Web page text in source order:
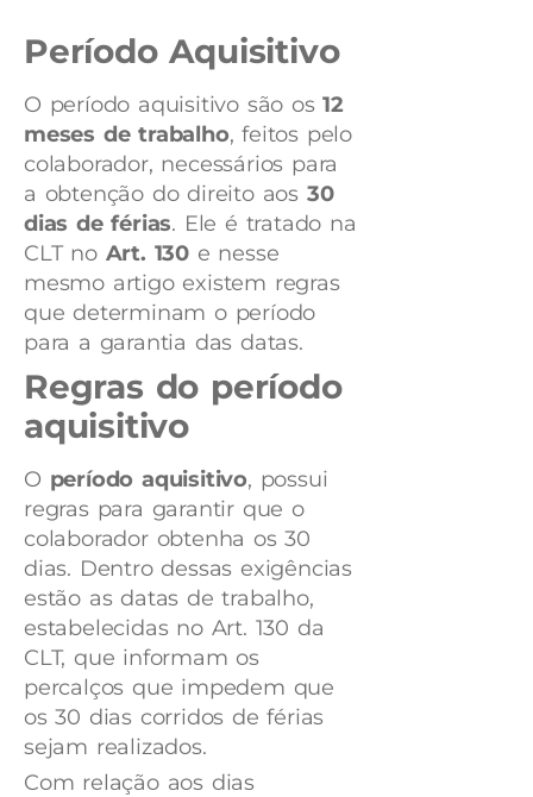
Período Aquisitivo
O período aquisitivo são os12
meses de trabalho, feitos pelo
colaborador, necessários para
a obtenção do direito aos 30
dias de férias. Ele é tratado na
CLT noArt. 130 e nesse
mesmo artigo existem regras
que determinam o período
para a garantia das datas.
Regras do período
aquisitivo
O período aquisitivo, possui
regras para garantir que o
colaborador obtenha os 30
dias. Dentro dessas exigências
estão as datas de trabalho,
estabelecidas no Art. 130 da
CLT, que informam os
percalços que impedem que
os 30 dias corridos de férias
sejam realizados.
Com relação aos dias